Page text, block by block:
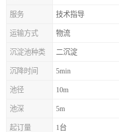
服务 技术指导
运输方式 物流
沉淀池种类 二沉淀
沉降时间 5min
池径 10m
池深 5m
起订量 1台